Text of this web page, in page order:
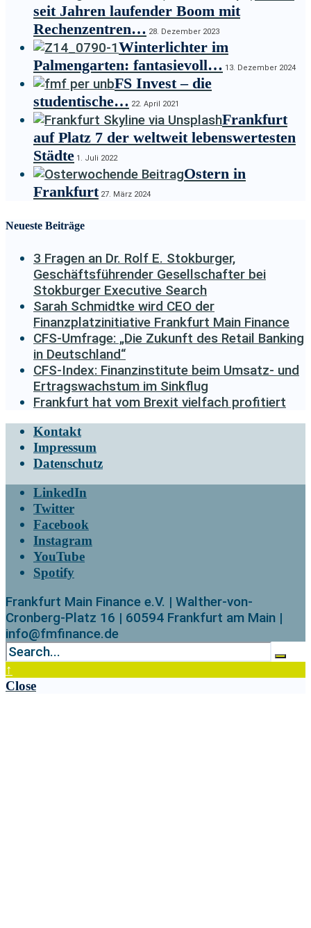
seit Jahren laufender Boom mit
Rechenzentren… 28. Dezember 2023
Winterlichter im
Palmengarten: fantasievoll… 13. Dezember 2024
FS Invest – die
studentische… 22. April 2021
Frankfurt
auf Platz 7 der weltweit lebenswertesten
Städte 1. Juli 2022
Ostern in
Frankfurt27. März 2024
Neueste Beiträge
3 Fragen an Dr. Rolf E. Stokburger,
Geschäftsführender Gesellschafter bei
Stokburger Executive Search
Sarah Schmidtke wird CEO der
Finanzplatzinitiative Frankfurt Main Finance
CFS-Umfrage: „Die Zukunft des Retail Banking
in Deutschland“
CFS-Index: Finanzinstitute beim Umsatz- und
Ertragswachstum im Sinkflug
Frankfurt hat vom Brexit vielfach profitiert
Kontakt
Impressum
Datenschutz
LinkedIn
Twitter
Facebook
Instagram
YouTube
Spotify
Frankfurt Main Finance e.V. | Walther-von-
Cronberg-Platz 16 | 60594 Frankfurt am Main |
info@fmfinance.de
↑
Close